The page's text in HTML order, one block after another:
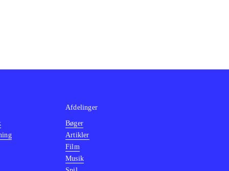
Afdelinger
Bøger
Artikler
Film
Musik